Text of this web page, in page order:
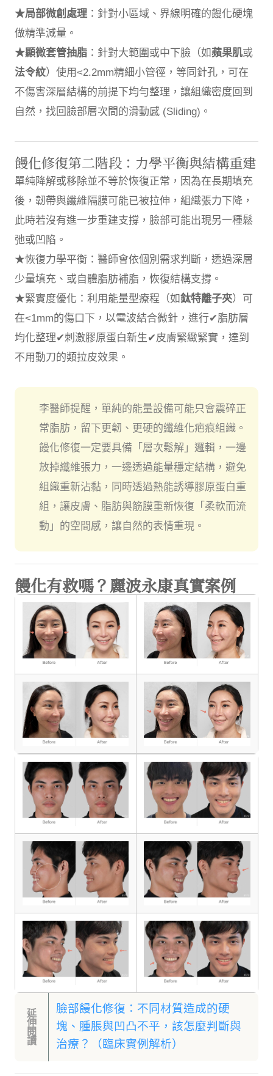
★局部微創處理 ：針對小區域、界線明確的饅化硬塊
做精準減量。
★顯微套管抽脂 ：針對大範圍或中下臉（如蘋果肌或
法令紋）使用<2.2mm精細小管徑，等同針孔，可在
不傷害深層結構的前提下均勻整理，讓組織密度回到
自然，找回臉部層次間的滑動感 (Sliding)。
饅化修復第二階段：力學平衡與結構重建
單純降解或移除並不等於恢復正常，因為在長期填充
後，韌帶與纖維隔膜可能已被拉伸，組織張力下降，
此時若沒有進一步重建支撐，臉部可能出現另一種鬆
弛或凹陷。
★恢復力學平衡：醫師會依個別需求判斷，透過深層
少量填充、或自體脂肪補脂，恢復結構支撐。
★緊實度優化：利用能量型療程（如鈦特離子夾）可
在<1mm的傷口下，以電波結合微針，進行✔︎脂肪層
均化整理✔︎刺激膠原蛋白新生✔︎皮膚緊緻緊實，達到
不用動刀的類拉皮效果。
李醫師提醒，單純的能量設備可能只會震碎正
常脂肪，留下更韌、更硬的纖維化疤痕組織。
饅化修復一定要具備「層次鬆解」邏輯，一邊
放掉纖維張力，一邊透過能量穩定結構，避免
組織重新沾黏，同時透過熱能誘導膠原蛋白重
組，讓皮膚、脂肪與筋膜重新恢復「柔軟而流
動」的空間感，讓自然的表情重現。
饅化有救嗎？麗波永康真實案例
延
伸
閱
讀
臉部饅化修復：不同材質造成的硬
塊、腫脹與凹凸不平，該怎麼判斷與
治療？（臨床實例解析）